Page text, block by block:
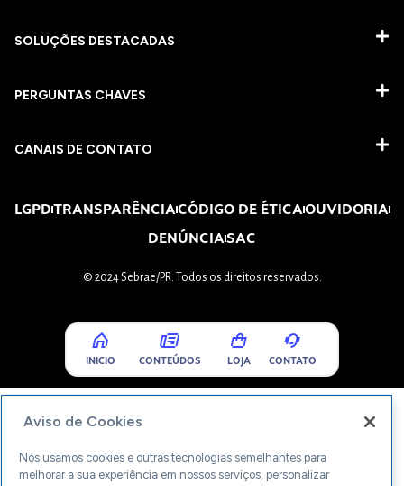
SOLUÇÕES DESTACADAS
PERGUNTAS CHAVES​
CANAIS DE CONTATO
LGPDTRANSPARÊNCIACÓDIGO DE ÉTICAOUVIDORIA
DENÚNCIASAC
© 2024 Sebrae/PR. Todos os direitos reservados.
INICIO CONTEÚDOS LOJA CONTATO
Aviso de Cookies
Nós usamos cookies e outras tecnologias semelhantes para
melhorar a sua experiência em nossos serviços, personalizar